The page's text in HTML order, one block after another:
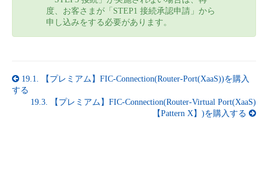
度、お客さまが「STEP1 接続承認申請」から
申し込みをする必要があります。
19.1.
【プレミアム】FIC-Connection(Router-Port(XaaS))を購入
する
19.3.
【プレミアム】FIC-Connection(Router-Virtual Port(XaaS)
【Pattern X】)を購入する